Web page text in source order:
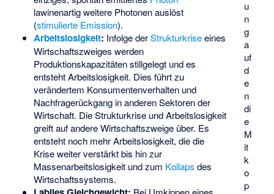
u
n
g
a
uf
d
e
n
di
e
M
it
k
o
p
lawinenartig weitere Photonen auslöst
(stimulierte Emission).
Arbeitslosigkeit: Infolge derStrukturkriseeines
Wirtschaftszweiges werden
Produktionskapazitäten stillgelegt und es
entsteht Arbeitslosigkeit. Dies führt zu
verändertem Konsumentenverhalten und
Nachfragerückgang in anderen Sektoren der
Wirtschaft. Die Strukturkrise und Arbeitslosigkeit
greift auf andere Wirtschaftszweige über. Es
entsteht noch mehr Arbeitslosigkeit, die die
Krise weiter verstärkt bis hin zur
Massenarbeitslosigkeit und zum Kollaps des
Wirtschaftssystems.